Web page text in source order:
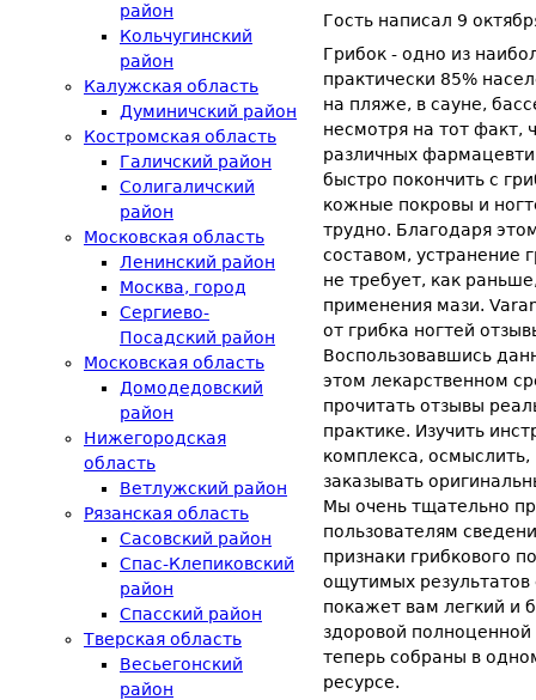
Гость написал 9
Грибок - одно из
практически 85%
на пляже, в сауне,
несмотря на тот факт,
различных
быстро покончить с
кожные покровы и
трудно. Благодаря
составом, устранение
не требует, как
применения мази.
от грибка ногтей
Воспользовавшись
этом лекарственном
прочитать отзывы
практике. Изучить
комплекса,
заказывать
Мы очень тщательно
пользователям
признаки грибкового
ощутимых результатов
покажет вам легкий и
здоровой
теперь собраны в
ресурсе.
район
Кольчугинский
район
Калужская область
Думиничский район
Костромская область
Галичский район
Солигаличский
район
Московская область
Ленинский район
Москва, город
Сергиево-
Посадский район
Московская область
Домодедовский
район
Нижегородская
область
Ветлужский район
Рязанская область
Сасовский район
Спас-Клепиковский
район
Спасский район
Тверская область
Весьегонский
район